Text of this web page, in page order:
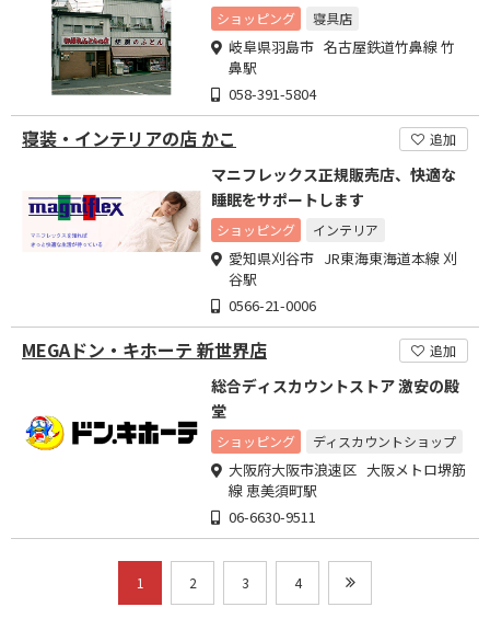
ショッピング 寝具店
岐阜県羽島市 名古屋鉄道竹鼻線 竹
鼻駅
058-391-5804
寝装・インテリアの店 かこ 追加
マニフレックス正規販売店、快適な
睡眠をサポートします
ショッピング インテリア
愛知県刈谷市 JR東海東海道本線 刈
谷駅
0566-21-0006
MEGAドン・キホーテ 新世界店 追加
総合ディスカウントストア 激安の殿
堂
ショッピング ディスカウントショップ
大阪府大阪市浪速区 大阪メトロ堺筋
線 恵美須町駅
06-6630-9511
1 2 3 4